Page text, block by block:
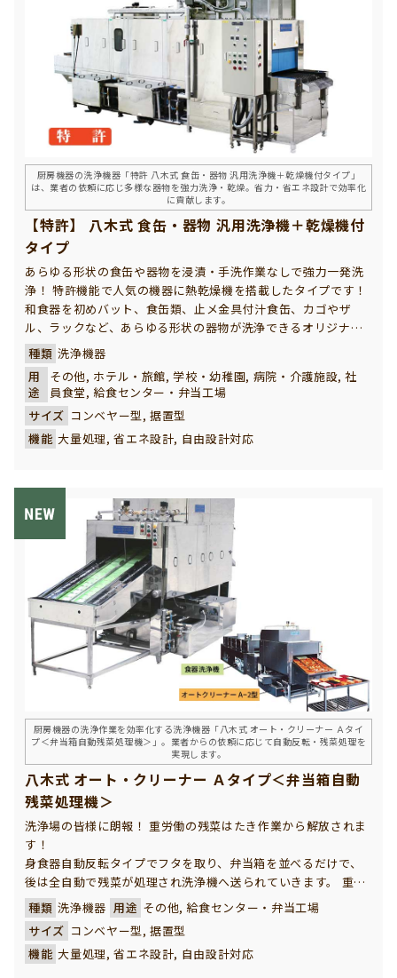
厨房機器の洗浄機器「特許 八木式 食缶・器物 汎用洗浄機＋乾燥機付タイプ」
は、業者の依頼に応じ多様な器物を強力洗浄・乾燥。省力・省エネ設計で効率化
に貢献します。
【特許】 八木式 食缶・器物 汎用洗浄機＋乾燥機付
タイプ
あらゆる形状の食缶や器物を浸漬・手洗作業なしで強力一発洗
浄！ 特許機能で人気の機器に熱乾燥機を搭載したタイプです！
和食器を初めバット、食缶類、止メ金具付汁食缶、カゴやザ
ル、ラックなど、あらゆる形状の器物が洗浄できるオリジナル
製品。ご飯粒やカレー等のこびりついた頑固な汚れも、超強力
の噴射力でパワフルに洗浄できる人気の特許製品。
そこに、パワフルな熱風により、より早く清潔に食器・器物類
を乾燥させる乾燥機を搭載し、さらに高効率化を図ったタイプ
です。
種類 洗浄機器
用
途
その他, ホテル・旅館, 学校・幼稚園, 病院・介護施設, 社
員食堂, 給食センター・弁当工場
サイズ コンベヤー型, 据置型
機能 大量処理, 省エネ設計, 自由設計対応
厨房機器の洗浄作業を効率化する洗浄機器「八木式 オート・クリーナー Ａタイ
プ＜弁当箱自動残菜処理機＞」。業者からの依頼に応じて自動反転・残菜処理を
実現します。
八木式 オート・クリーナー Ａタイプ＜弁当箱自動
残菜処理機＞
洗浄場の皆様に朗報！ 重労働の残菜はたき作業から解放されま
す！
身食器自動反転タイプでフタを取り、弁当箱を並べるだけで、
後は全自動で残菜が処理され洗浄機へ送られていきます。 重労
働の残菜手はたき作業が不要となり、作業効率が大幅アップす
ると共に、より衛生的で清潔な洗い上がりを約束します。
種類 洗浄機器 用途 その他, 給食センター・弁当工場
サイズ コンベヤー型, 据置型
機能 大量処理, 省エネ設計, 自由設計対応